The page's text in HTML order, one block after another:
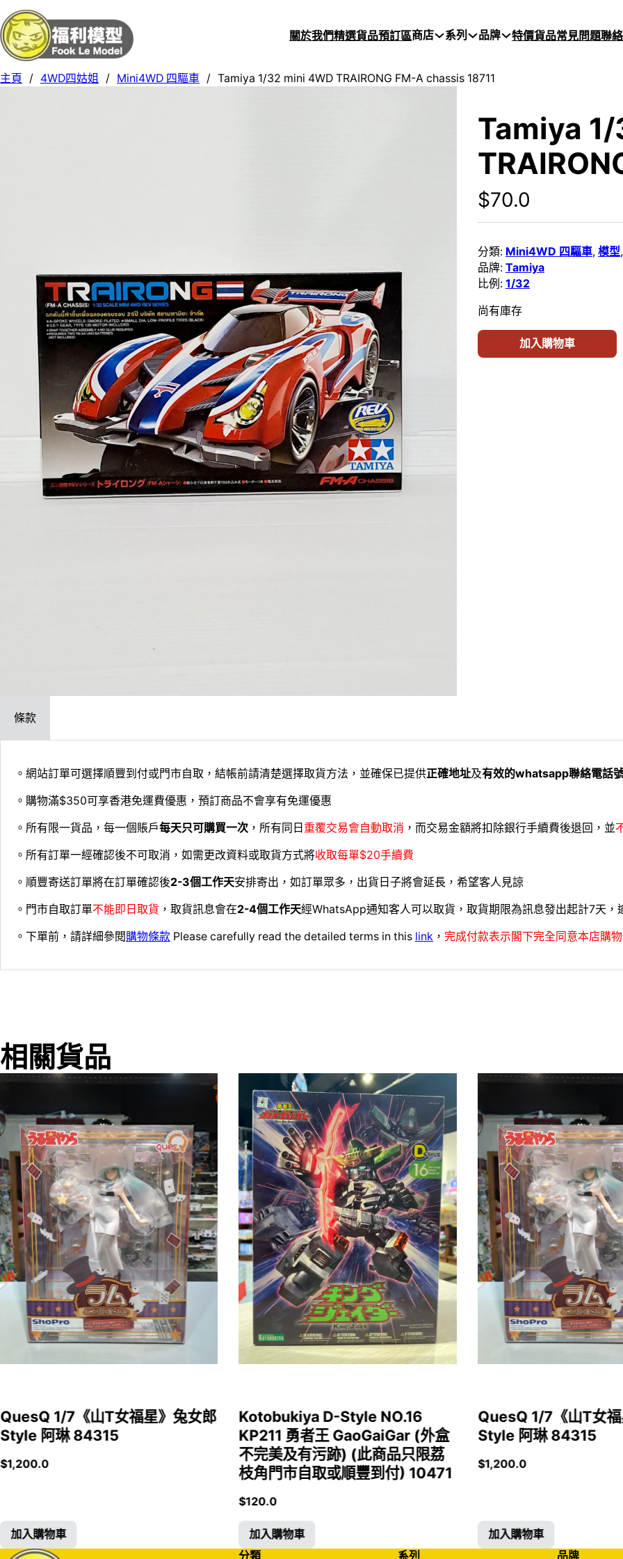
關於我們精選貨品預訂區商店 系列 品牌 特價貨品常見問題聯
主頁 / 4WD四姑姐 / Mini4WD 四驅車 / Tamiya 1/32 mini 4WD TRAIRONG FM-A chassis 18711
Tamiya
$70.0
分類: Mini4WD 四驅車, 模型
品牌: Tamiya
比例: 1/32
尚有庫存
加入購物車
條款
。網站訂單可選擇順豐到付或門市自取，結帳前請清楚選擇取貨方法，並確保已提供正確地址及有效的whatsapp聯絡電話
。購物滿$350可享香港免運費優惠，預訂商品不會享有免運優惠
。所有限一貨品，每一個賬戶每天只可購買一次 ，所有同日 重覆交易會自動取消 ，而交易金額將扣除銀行手續費後退回，並
。所有訂單一經確認後不可取消，如需更改資料或取貨方式將收取每單$20手續費
。順豐寄送訂單將在訂單確認後2-3個工作天安排寄出，如訂單眾多，出貨日子將會延長，希望客人見諒
。門市自取訂單不能即日取貨 ，取貨訊息會在2-4個工作天經WhatsApp通知客人可以取貨，取貨期限為訊息發出起計7天，
。下單前，請詳細參閱購物條款 Please carefully read the detailed terms in this link ， 完成付款表示閣下完全同意本店購
相關貨品
QuesQ 1/7《山T女福星》兔女郎
Style 阿琳 84315
$1,200.0
加入購物車
Kotobukiya D-Style NO.16
KP211 勇者王 GaoGaiGar (外盒
不完美及有污跡) (此商品只限荔
枝角門市自取或順豐到付) 10471
$120.0
加入購物車
QuesQ 1/7《山T女
Style 阿琳 84315
$1,200.0
加入購物車
分類
系列 品牌